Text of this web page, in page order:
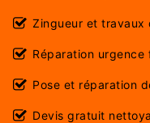
Zingueur et travaux
Réparation
Pose et réparation
Devis gratuit